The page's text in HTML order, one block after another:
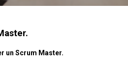
un Scrum Master.